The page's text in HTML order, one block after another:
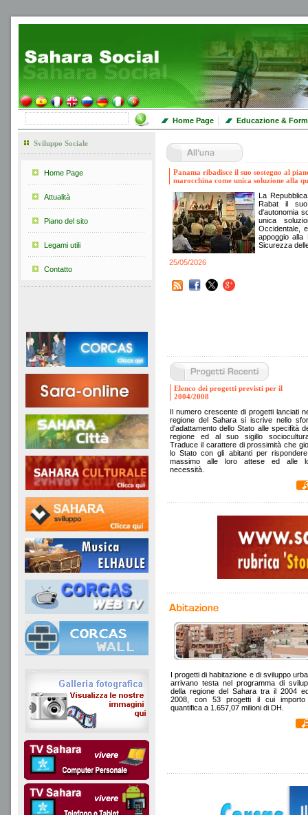
Home Page | Educazione &
Sviluppo Sociale
Home Page
Attualità
Piano del sito
Legami utili
Contatto
Panama ribadisce il suo sostegno al
marocchina come unica soluzione alla
La
Rabat il suo
d'autonomia
unica
Occidentale,
appoggio alla
Sicurezza
25/05/2026
Elenco dei progetti previsti per il
2004/2008
Il numero crescente di progetti lanciati
regione del Sahara si iscrive nello
d'adattamento dello Stato alle specifità
regione ed al suo sigillo
Traduce il carattere di prossimità che
lo Stato con gli abitanti per
massimo alle loro attese ed alle
necessità.
I progetti di habitazione e di sviluppo
arrivano testa nel programma di
della regione del Sahara tra il 2004
2008, con 53 progetti il cui
quantifica a 1.657,07 milioni di DH.